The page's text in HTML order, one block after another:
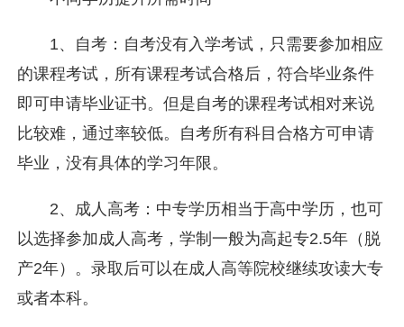
1、自考：自考没有入学考试，只需要参加相应
的课程考试，所有课程考试合格后，符合毕业条件
即可申请毕业证书。但是自考的课程考试相对来说
比较难，通过率较低。自考所有科目合格方可申请
毕业，没有具体的学习年限。
2、成人高考：中专学历相当于高中学历，也可
以选择参加成人高考，学制一般为高起专2.5年（脱
产2年）。录取后可以在成人高等院校继续攻读大专
或者本科。